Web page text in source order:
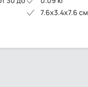
7.6x3.4x7.6 см